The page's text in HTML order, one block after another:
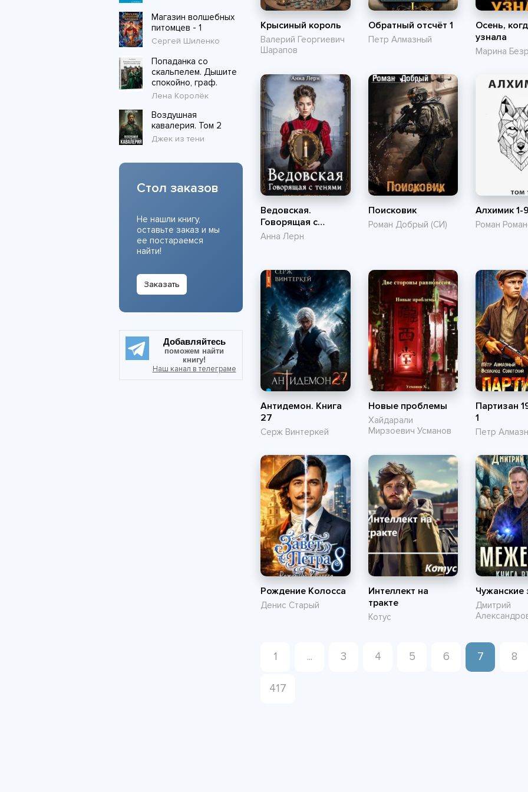
Крысиный король
Валерий Георгиевич
Шарапов
Обратный отсчёт 1
Петр Алмазный
Осень,
узнала
Марина
Ведовская.
Говорящая с
тенями
Анна Лерн
Поисковик
Роман Добрый (СИ)
Алхимик 1-9
Роман
Антидемон. Книга
27
Серж Винтеркей
Новые проблемы
Хайдарали
Мирзоевич Усманов
Партизан
1
Петр
Рождение Колосса
Денис Старый
Интеллект на
тракте
Котус
Чужанские
Дмитрий
1 ... 3 4 5 6 7 8
417
Магазин волшебных
питомцев - 1
Сергей Шиленко
Попаданка со
скальпелем. Дышите
спокойно, граф.
Лена Королёк
Воздушная
кавалерия. Том 2
Джек из тени
Стол заказов
Не нашли книгу,
оставьте заказ и мы
ее постараемся
найти!
Заказать
Добавляйтесь
поможем найти
книгу!
Наш канал в телеграме